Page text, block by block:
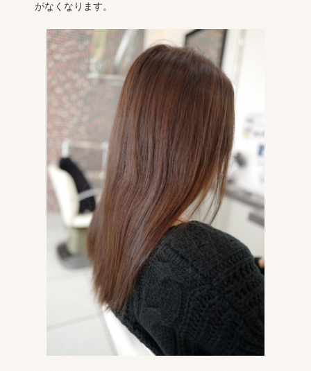
がなくなります。